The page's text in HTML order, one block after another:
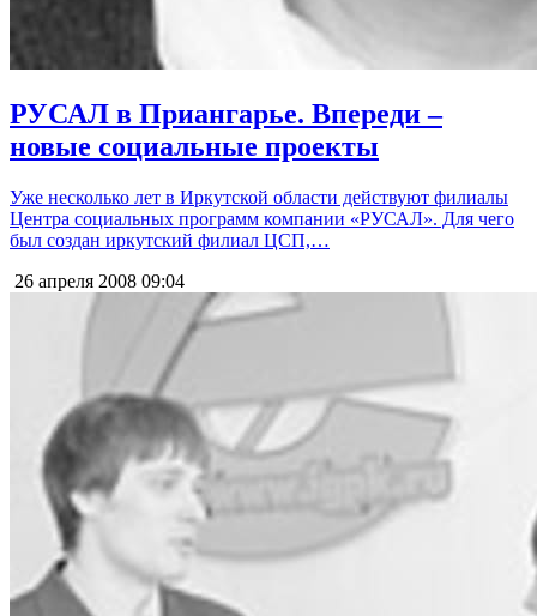
РУСАЛ в Приангарье. Впереди –
новые социальные проекты
Уже несколько лет в Иркутской области действуют филиалы
Центра социальных программ компании «РУСАЛ». Для чего
был создан иркутский филиал ЦСП,…
26 апреля 2008 09:04